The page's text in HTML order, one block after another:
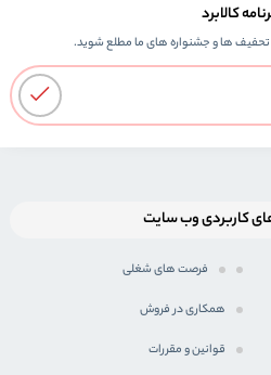
کالابرد
تحفیف ها و جشنواره های ما مطلع شوید.
کاربردی وب سایت
فرصت های شغلی
همکاری در فروش
قوانین و مقررات